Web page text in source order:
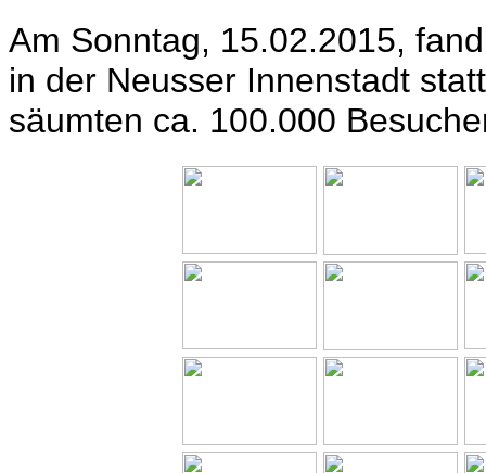
Am Sonntag, 15.02.2015,
in der Neusser Innenstadt
säumten ca. 100.000